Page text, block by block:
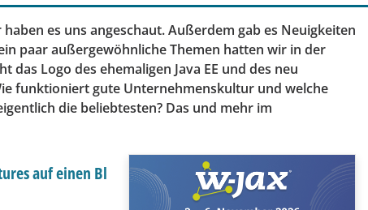
es uns angeschaut. Außerdem gab es Neuigkeiten
paar außergewöhnliche Themen hatten wir in der
das Logo des ehemaligen Java EE und des neu
funktioniert gute Unternehmenskultur und welche
die beliebtesten? Das und mehr im
auf einen Bl